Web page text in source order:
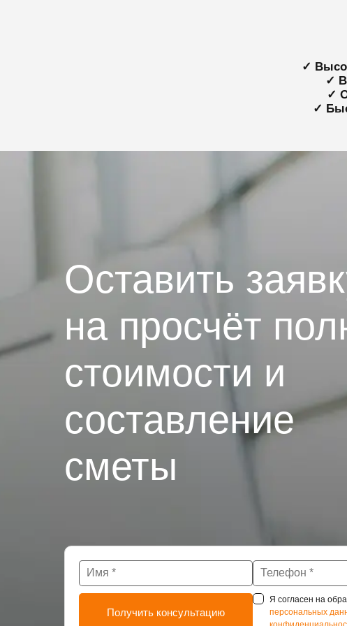
✓
✓
✓
✓
Оставить
на просчёт
стоимости и
составление
сметы
Я согласен на
персональных